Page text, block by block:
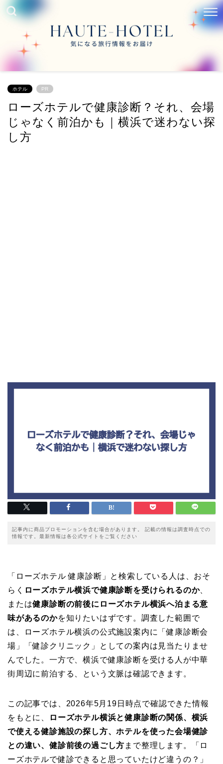
ホテル PR
ローズホテルで健康診断？それ、会場
じゃなく前泊かも｜横浜で迷わない探
し方
記事内に商品プロモーションを含む場合があります。 記載の情報は調査時点での
情報です。最新情報は各公式サイトをご覧ください
「ローズホテル 健康診断」と検索している人は、おそ
らく ローズホテル横浜で健康診断を受けられるのか、
または健康診断の前後にローズホテル横浜へ泊まる意
味があるのかを知りたいはずです。調査した範囲で
は、ローズホテル横浜の公式施設案内に「健康診断会
場」「健診クリニック」としての案内は見当たりませ
んでした。一方で、横浜で健康診断を受ける人が中華
街周辺に前泊する、という文脈は確認できます。
この記事では、2026年5月19日時点で確認できた情報
をもとに、
ローズホテル横浜と健康診断の関係、横浜
で使える健診施設の探し方、ホテルを使った会場健診
との違い、健診前後の過ごし方 まで整理します。「ロ
ーズホテルで健診できると思っていたけど違うの？」